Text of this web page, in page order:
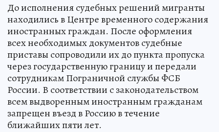
До исполнения судебных решений мигранты
находились в Центре временного содержания
иностранных граждан. После оформления
всех необходимых документов судебные
приставы сопроводили их до пункта пропуска
через государственную границу и передали
сотрудникам Пограничной службы ФСБ
России. В соответствии с законодательством
всем выдворенным иностранным гражданам
запрещен въезд в Россию в течение
ближайших пяти лет.